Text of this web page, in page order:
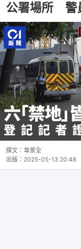
公署場所 警
撰文： 韋景全
出版： 2025-05-13 20:48